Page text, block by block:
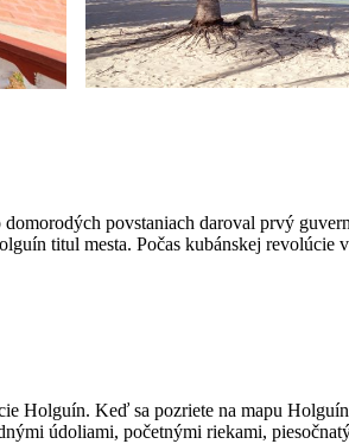
povstaniach daroval prvý
titul mesta. Počas kubánskej revolúcie
Holguín. Keď sa pozriete na mapu
údoliami, početnými riekami,